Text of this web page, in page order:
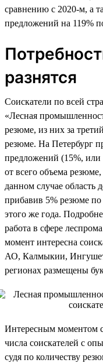
сравнению с 2020-м, а
предложений на 119%
разнятся
Соискатели по всей
«Лесная
резюме, из них за
резюме. На Петербург
предложений (15%,
от всего объема
данном случае область
прибавив 5% резюме
этого же года.
работа в сфере
момент интересна
АО, Калмыкии,
регионах размещены
Интересным моментом
числа соискателей с
судя по количеству